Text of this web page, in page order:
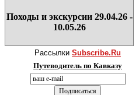
Походы и экскурсии 29.04.26 -
10.05.26
Рассылки Subscribe.Ru
Путеводитель по Кавказу